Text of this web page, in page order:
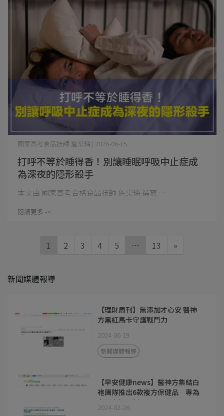
打呼不等於睡得香！別讓睡眠呼吸中止症成
為深夜的隱形殺手
國家高考食品技師 詹棠璘 | 2026-06-15
本文由 國家高考合格食品技師 詹棠璘 撰寫 ⋯
閱讀更多 ->
1 2 3 4 5 … 13 »
新聞媒體報導
【理財周刊】無添加才心安 醫神
方黑紅馬卡守護戰鬥力
2024-06-19
新聞媒體報導
【早安健康news】醫神方集結白
袍團隊推出6款複方保健品 專為
台灣市場研製
2024-02-26